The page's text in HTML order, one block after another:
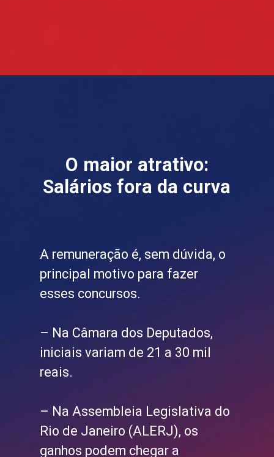
O maior atrativo:
Salários fora da curva
A remuneração é, sem dúvida, o
principal motivo para fazer
esses concursos.
– Na Câmara dos Deputados,
iniciais variam de 21 a 30 mil
reais.
– Na Assembleia Legislativa do
Rio de Janeiro (ALERJ), os
ganhos podem chegar a